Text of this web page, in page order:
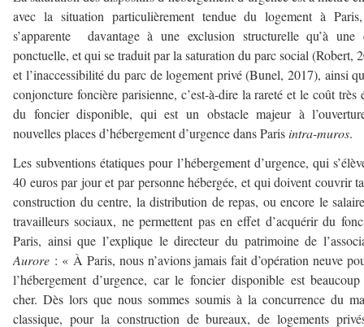
avec la situation particulièrement tendue du logement à
s’apparente davantage à une exclusion structurelle qu’à une
ponctuelle, et qui se traduit par la saturation du parc social (Robert,
et l’inaccessibilité du parc de logement privé (Bunel, 2017), ainsi
conjoncture foncière parisienne, c’est-à-dire la rareté et le coût très
du foncier disponible, qui est un obstacle majeur à
nouvelles places d’hébergement d’urgence dans Parisintra-muros.
Les subventions étatiques pour l’hébergement d’urgence, qui
40 euros par jour et par personne hébergée, et qui doivent couvrir
construction du centre, la distribution de repas, ou encore le
travailleurs sociaux, ne permettent pas en effet d’acquérir du
Paris, ainsi que l’explique le directeur du patrimoine de
Aurore : « À Paris, nous n’avions jamais fait d’opération neuve
l’hébergement d’urgence, car le foncier disponible est
cher. Dès lors que nous sommes soumis à la concurrence du
classique, pour la construction de bureaux, de logements